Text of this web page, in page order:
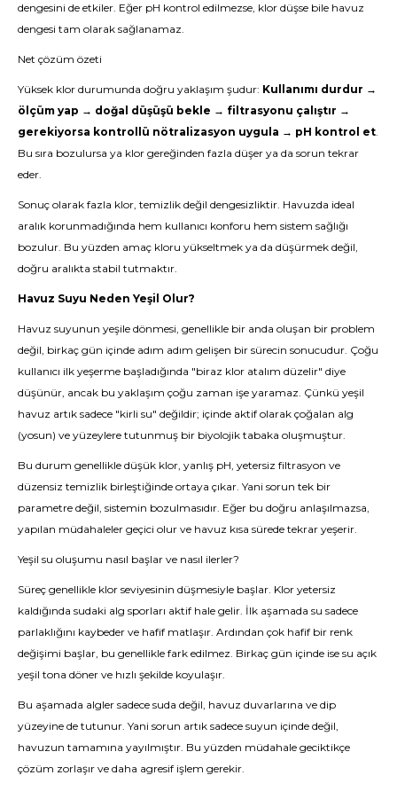
dengesini de etkiler. Eğer pH kontrol edilmezse, klor düşse bile havuz
dengesi tam olarak sağlanamaz.
Net çözüm özeti
Yüksek klor durumunda doğru yaklaşım şudur: Kullanımı durdur →
ölçüm yap → doğal düşüşü bekle → filtrasyonu çalıştır →
gerekiyorsa kontrollü nötralizasyon uygula → pH kontrol et.
Bu sıra bozulursa ya klor gereğinden fazla düşer ya da sorun tekrar
eder.
Sonuç olarak fazla klor, temizlik değil dengesizliktir. Havuzda ideal
aralık korunmadığında hem kullanıcı konforu hem sistem sağlığı
bozulur. Bu yüzden amaç kloru yükseltmek ya da düşürmek değil,
doğru aralıkta stabil tutmaktır.
Havuz Suyu Neden Yeşil Olur?
Havuz suyunun yeşile dönmesi, genellikle bir anda oluşan bir problem
değil, birkaç gün içinde adım adım gelişen bir sürecin sonucudur. Çoğu
kullanıcı ilk yeşerme başladığında "biraz klor atalım düzelir" diye
düşünür, ancak bu yaklaşım çoğu zaman işe yaramaz. Çünkü yeşil
havuz artık sadece "kirli su" değildir; içinde aktif olarak çoğalan alg
(yosun) ve yüzeylere tutunmuş bir biyolojik tabaka oluşmuştur.
Bu durum genellikle düşük klor, yanlış pH, yetersiz filtrasyon ve
düzensiz temizlik birleştiğinde ortaya çıkar. Yani sorun tek bir
parametre değil, sistemin bozulmasıdır. Eğer bu doğru anlaşılmazsa,
yapılan müdahaleler geçici olur ve havuz kısa sürede tekrar yeşerir.
Yeşil su oluşumu nasıl başlar ve nasıl ilerler?
Süreç genellikle klor seviyesinin düşmesiyle başlar. Klor yetersiz
kaldığında sudaki alg sporları aktif hale gelir. İlk aşamada su sadece
parlaklığını kaybeder ve hafif matlaşır. Ardından çok hafif bir renk
değişimi başlar, bu genellikle fark edilmez. Birkaç gün içinde ise su açık
yeşil tona döner ve hızlı şekilde koyulaşır.
Bu aşamada algler sadece suda değil, havuz duvarlarına ve dip
yüzeyine de tutunur. Yani sorun artık sadece suyun içinde değil,
havuzun tamamına yayılmıştır. Bu yüzden müdahale geciktikçe
çözüm zorlaşır ve daha agresif işlem gerekir.